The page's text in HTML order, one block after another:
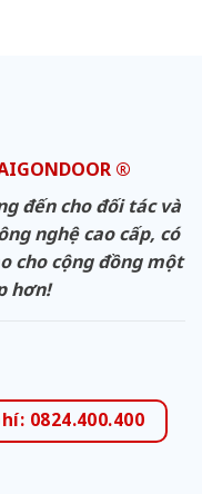
®
đến cho đối tác và
nghệ cao cấp, có
cho cộng đồng một
hơn!
0824.400.400